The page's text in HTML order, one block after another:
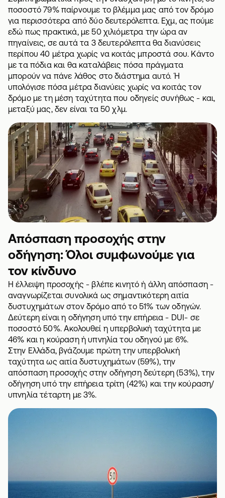
ποσοστό 79% παίρνουμε το βλέμμα μας από τον δρόμο
για περισσότερα από δύο δευτερόλεπτα. Εχμ, ας πούμε
εδώ πως πρακτικά, με 50 χιλιόμετρα την ώρα αν
πηγαίνεις, σε αυτά τα 3 δευτερόλεπτα θα διανύσεις
περίπου 40 μέτρα χωρίς να κοιτάς μπροστά σου. Κάντο
με τα πόδια και θα καταλάβεις πόσα πράγματα
μπορούν να πάνε λάθος στο διάστημα αυτό. Ή
υπολόγισε πόσα μέτρα διανύεις χωρίς να κοιτάς τον
δρόμο με τη μέση ταχύτητα που οδηγείς συνήθως - και,
μεταξύ μας, δεν είναι τα 50 χλμ.
Απόσπαση προσοχής στην
οδήγηση: Όλοι συμφωνούμε για
τον κίνδυνο
Η έλλειψη προσοχής - βλέπε κινητό ή άλλη απόσπαση -
αναγνωρίζεται συνολικά ως σημαντικότερη αιτία
δυστυχημάτων στον δρόμο από το 51% των οδηγών.
Δεύτερη είναι η οδήγηση υπό την επήρεια - DUI- σε
ποσοστό 50%. Ακολουθεί η υπερβολική ταχύτητα με
46% και η κούραση ή υπνηλία του οδηγού με 6%.
Στην Ελλάδα, βγάζουμε πρώτη την υπερβολική
ταχύτητα ως αιτία δυστυχημάτων (59%), την
απόσπαση προσοχής στην οδήγηση δεύτερη (53%), την
οδήγηση υπό την επήρεια τρίτη (42%) και την κούραση/
υπνηλία τέταρτη με 3%.